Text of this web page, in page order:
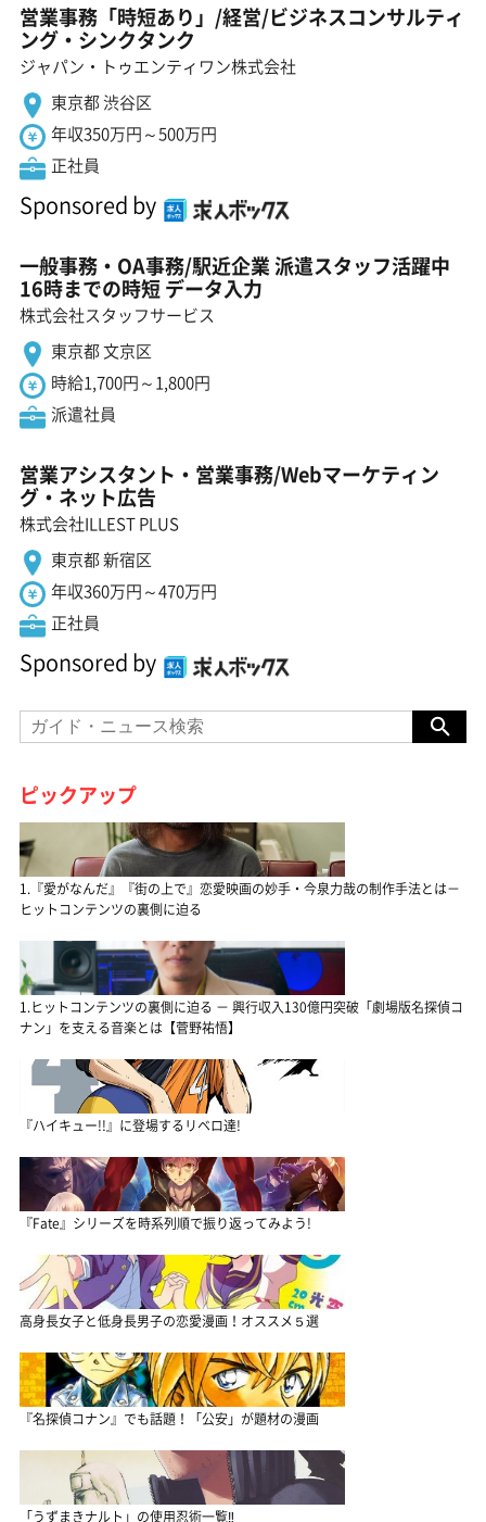
営業事務「時短あり」/経営/ビジネスコンサルティ
ング・シンクタンク
ジャパン・トゥエンティワン株式会社
東京都 渋谷区
年収350万円～500万円
正社員
Sponsored by
一般事務・OA事務/駅近企業 派遣スタッフ活躍中
16時までの時短 データ入力
株式会社スタッフサービス
東京都 文京区
時給1,700円～1,800円
派遣社員
営業アシスタント・営業事務/Webマーケティン
グ・ネット広告
株式会社ILLEST PLUS
東京都 新宿区
年収360万円～470万円
正社員
Sponsored by
ピックアップ
1.『愛がなんだ』『街の上で』恋愛映画の妙手・今泉力哉の制作手法とは－
ヒットコンテンツの裏側に迫る
1.ヒットコンテンツの裏側に迫る － 興行収入130億円突破「劇場版名探偵コ
ナン」を支える音楽とは【菅野祐悟】
『ハイキュー!!』に登場するリベロ達!
『Fate』シリーズを時系列順で振り返ってみよう!
高身長女子と低身長男子の恋愛漫画！オススメ５選
『名探偵コナン』でも話題！「公安」が題材の漫画
「うずまきナルト」の使用忍術一覧‼